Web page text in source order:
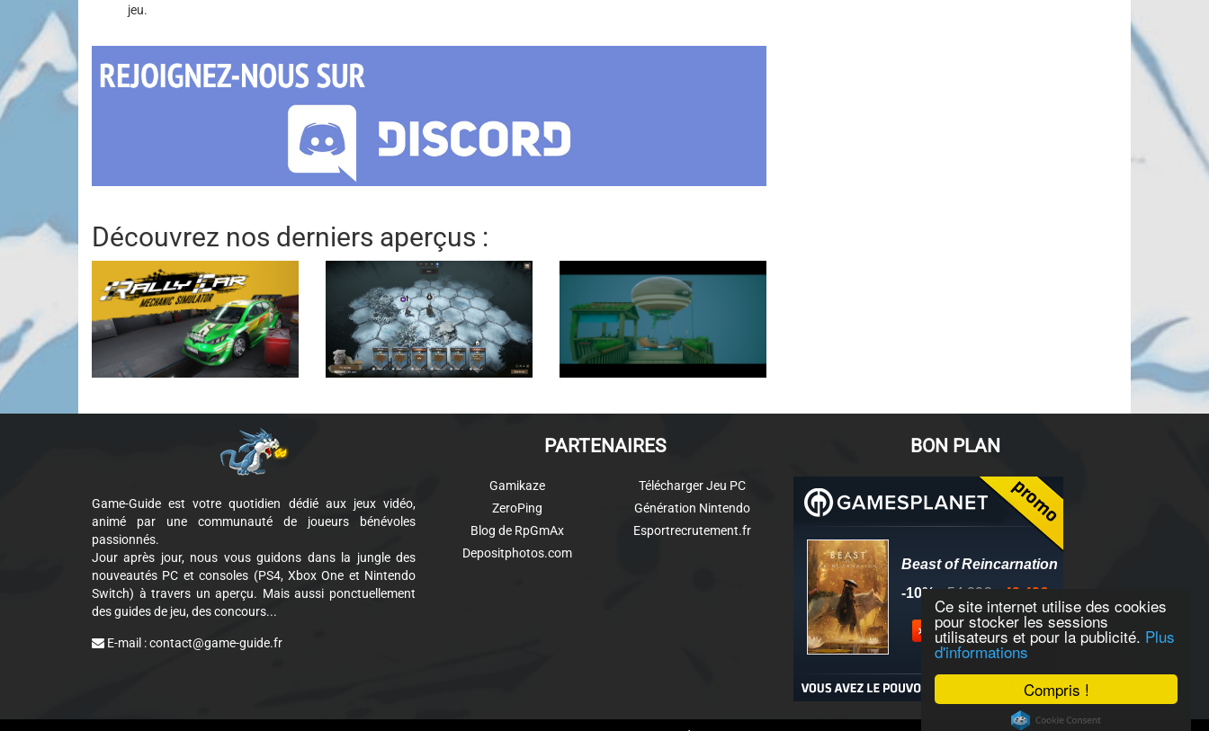
Compris !
Ce site internet utilise des cookies
pour stocker les sessions
utilisateurs et pour la publicité. Plus
d'informations
Cookie Consent plugin for the EU cookie law
jeu.
Découvrez nos derniers aperçus :
Game-Guide est votre quotidien dédié aux jeux vidéo,
animé par une communauté de joueurs bénévoles
passionnés.
Jour après jour, nous vous guidons dans la jungle des
nouveautés PC et consoles (PS4, Xbox One et Nintendo
Switch) à travers un aperçu. Mais aussi ponctuellement
des guides de jeu, des concours...
E-mail :contact@game-guide.fr
PARTENAIRES
Gamikaze
ZeroPing
Blog de RpGmAx
Depositphotos.com
Télécharger Jeu PC
Génération Nintendo
Esportrecrutement.fr
BON PLAN